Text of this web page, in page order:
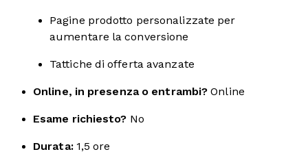
Pagine prodotto personalizzate per
aumentare la conversione
Tattiche di offerta avanzate
Online, in presenza o entrambi?Online
Esame richiesto? No
Durata: 1,5 ore